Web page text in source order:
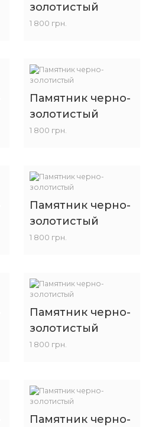
золотистый
1 800 грн.
Памятник черно-
золотистый
1 800 грн.
Памятник черно-
золотистый
1 800 грн.
Памятник черно-
золотистый
1 800 грн.
Памятник черно-